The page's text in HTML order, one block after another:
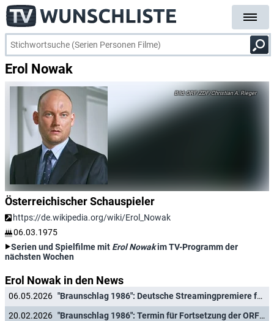
Erol Nowak
ORF/ZDF/Christian A. Rieger
Österreichischer Schauspieler
https://de.wikipedia.org/wiki/Erol_Nowak
06.03.1975
Serien und Spielfilme mit Erol Nowakim TV-Programm der
nächsten Wochen
Erol Nowak in den News
06.05.2026
"Braunschlag 1986": Deutsche Streamingpremiere für Fortsetzung der Kultserie
20.02.2026
"Braunschlag 1986": Termin für Fortsetzung der ORF-Kultserie verkündet